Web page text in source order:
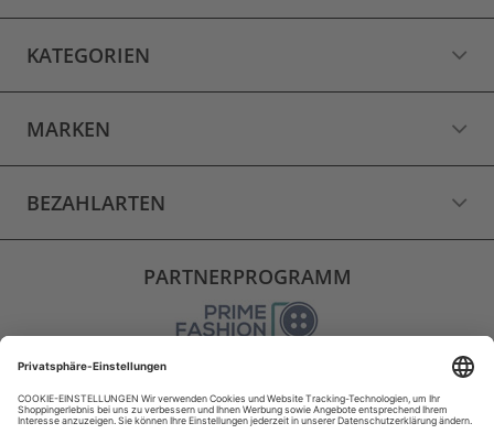
KATEGORIEN
MARKEN
BEZAHLARTEN
PARTNERPROGRAMM